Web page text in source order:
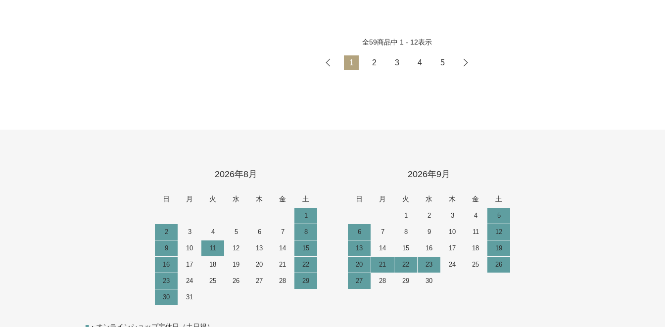
全59商品中 1 - 12表示
1 2 3 4 5
2026年8月
日 月 火 水 木 金 土
1
2 3 4 5 6 7 8
9 10 11 12 13 14 15
16 17 18 19 20 21 22
23 24 25 26 27 28 29
30 31
2026年9月
日 月 火 水 木 金 土
1 2 3 4 5
6 7 8 9 10 11 12
13 14 15 16 17 18 19
20 21 22 23 24 25 26
27 28 29 30